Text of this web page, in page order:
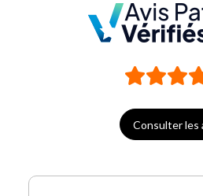
Consulter les